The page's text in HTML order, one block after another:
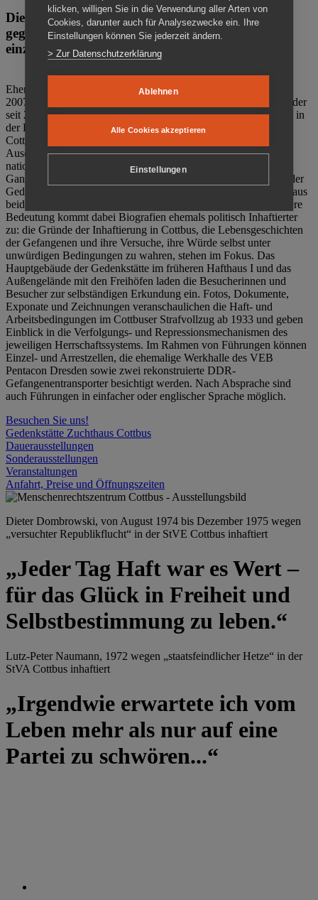
Die Gedenkstätte Zuchthaus Cottbus ist ein Ort
gegen das Vergessen. Anschaulich, nah und
einzigartig.
Ehemalige politische Häftlinge der DDR gründeten im Oktober
2007 den Verein Menschenrechtszentrum Cottbus e. V. (MRZ), der
seit 2011 Eigentümer des ehemaligen Gefängnisses (1860-2002) in
der Bautzener Straße und Träger der Gedenkstätte Zuchthaus
Cottbus ist. Im Zentrum der Arbeit der Gedenkstätte steht die
Auseinandersetzung mit politischem Unrecht während der
nationalsozialistischen Terrorherrschaft und der SED-Diktatur.
Ganzjährig zeigen mehrere Dauer- und Sonderausstellungen in der
Gedenkstätte Zuchthaus Cottbus Beispiele politischen Unrechts aus
beiden deutschen Diktaturen des 20. Jahrhunderts. Eine besondere
Bedeutung kommt dabei Biografien ehemals politisch Inhaftierter
zu: die Gründe der Inhaftierung in Cottbus, die Lebensgeschichten
der Gefangenen und ihre Versuche, ihre Würde selbst unter
unwürdigen Bedingungen zu wahren, stehen im Fokus. Das
Hauptgebäude der Gedenkstätte im früheren Hafthaus I und das
Außengelände mit den Freihöfen laden die Besucherinnen und
Besucher zur selbständigen Erkundung ein. Fotos, Dokumente,
Exponate und Zeichnungen veranschaulichen die Haft- und
Arbeitsbedingungen im Cottbuser Strafvollzug ab 1933 und geben
Einblick in die Verfolgungs- und Repressionsmechanismen des
jeweiligen Herrschaftssystems. Im Rahmen von Führungen können
Einzel- und Arrestzellen, die ehemalige Werkhalle des VEB
Pentacon Dresden sowie zwei rekonstruierte DDR-
Gefangenentransporter besichtigt werden. Nach Absprache sind
auch Führungen in einfacher oder englischer Sprache möglich.
Besuchen Sie uns!
Gedenkstätte Zuchthaus Cottbus
Dauerausstellungen
Sonderausstellungen
Veranstaltungen
Anfahrt, Preise und Öffnungszeiten
Dieter Dombrowski, von August 1974 bis Dezember 1975 wegen
„versuchter Republikflucht“ in der StVE Cottbus inhaftiert
„Jeder Tag Haft war es Wert –
für das Glück in Freiheit und
Selbstbestimmung zu leben.“
Lutz-Peter Naumann, 1972 wegen „staatsfeindlicher Hetze“ in der
StVA Cottbus inhaftiert
„Irgendwie erwartete ich vom
Leben mehr als nur auf eine
Partei zu schwören...“
klicken, willigen Sie in die Verwendung aller Arten von
Cookies, darunter auch für Analysezwecke ein. Ihre
Einstellungen können Sie jederzeit ändern.
> Zur Datenschutzerklärung
Ablehnen
Alle Cookies akzeptieren
Einstellungen